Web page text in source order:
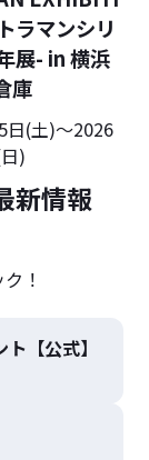
ラマンシリ
展- in 横浜
庫
日(土)～2026
)
新情報
！
【公式】